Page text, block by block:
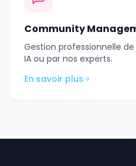
Community
Gestion professionnelle
IA ou par nos experts.
En savoir plus